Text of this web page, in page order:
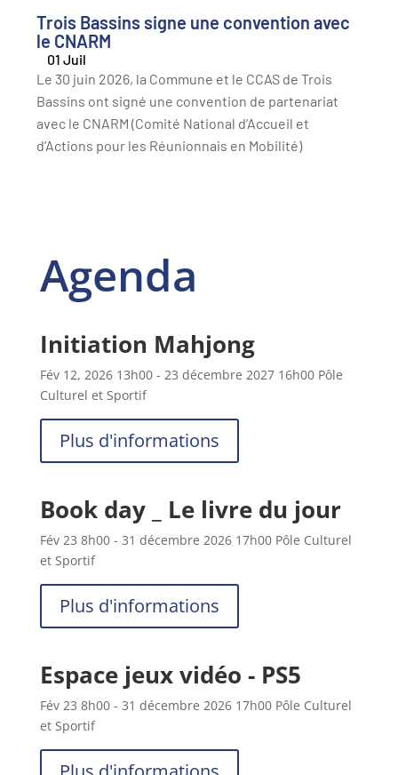
Trois Bassins signe une convention avec
le CNARM
01 Juil
Le 30 juin 2026, la Commune et le CCAS de Trois
Bassins ont signé une convention de partenariat
avec le CNARM (Comité National d’Accueil et
d’Actions pour les Réunionnais en Mobilité)
Agenda
Initiation Mahjong
Fév 12, 202613h00- 23 décembre 202716h00Pôle
Culturel et Sportif
Plus d'informations
Book day _ Le livre du jour
Fév 23 8h00- 31 décembre 202617h00Pôle Culturel
et Sportif
Plus d'informations
Espace jeux vidéo - PS5
Fév 23 8h00- 31 décembre 202617h00Pôle Culturel
et Sportif